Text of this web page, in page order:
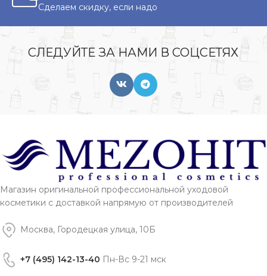
Сделаем скидку, если надо
СЛЕДУЙТЕ ЗА НАМИ В СОЦСЕТЯХ
Магазин оригинальной профессиональной уходовой
косметики с доставкой напрямую от производителей
Москва, Городецкая улица, 10Б
+7 (495) 142-13-40 Пн-Вс 9-21 мск